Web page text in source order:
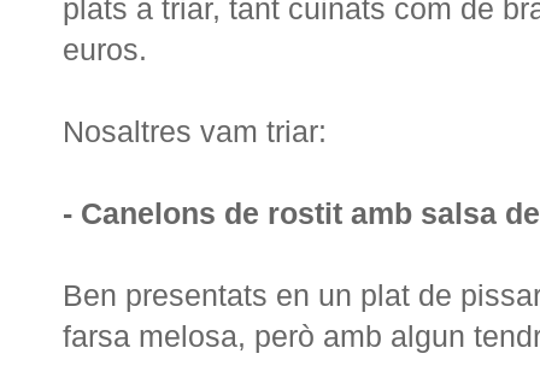
plats a triar, tant cuinats com de
euros.
Nosaltres vam triar:
- Canelons de rostit amb salsa
Ben presentats en un plat de
farsa melosa, però amb algun